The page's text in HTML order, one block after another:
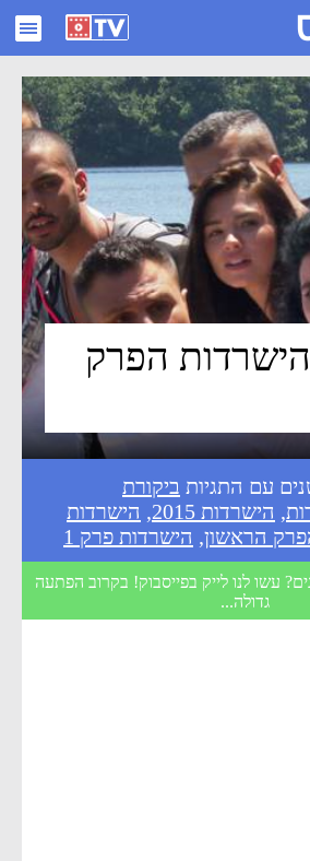
- ניוזבוקס
הפרק
ביקורת
, הישרדות 2015 , הישרדות
הראשון, הישרדות פרק 1
עשו לנו לייק בפייסבוק! בקרוב הפתעה
גדולה...